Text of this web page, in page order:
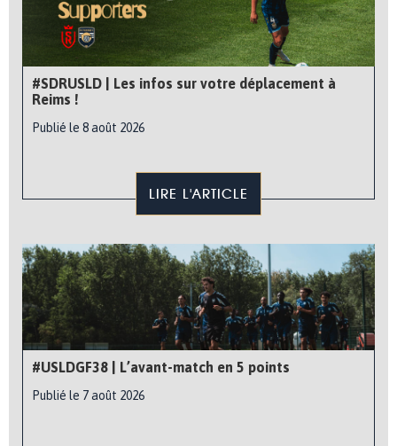
#SDRUSLD | Les infos sur votre déplacement à
Reims !
Publié le 8 août 2026
LIRE L'ARTICLE
#USLDGF38 | L’avant-match en 5 points
Publié le 7 août 2026